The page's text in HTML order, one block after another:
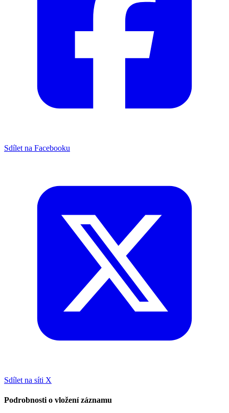
Sdílet na Facebooku
Sdílet na síti X
Podrobnosti o vložení záznamu